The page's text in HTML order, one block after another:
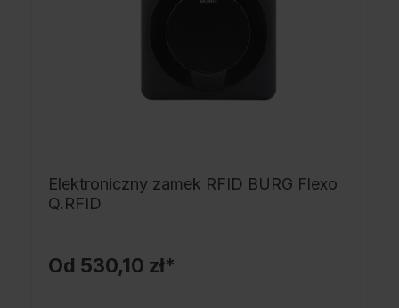
Elektroniczny zamek RFID BURG Flexo
Q.RFID
Od 530,10 zł*